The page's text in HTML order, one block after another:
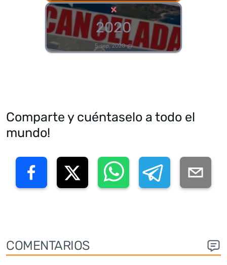
×
2020
5-sep, 2020
Comparte y cuéntaselo a todo el
mundo!
COMENTARIOS